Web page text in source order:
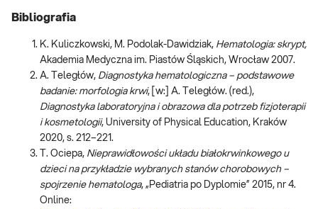
Bibliografia
K. Kuliczkowski, M. Podolak-Dawidziak, Hematologia: skrypt,
Akademia Medyczna im. Piastów Śląskich, Wrocław 2007.
A. Teległów, Diagnostyka hematologiczna – podstawowe
badanie: morfologia krwi, [w:] A. Teległów. (red.),
Diagnostyka laboratoryjna i obrazowa dla potrzeb fizjoterapii
i kosmetologii, University of Physical Education, Kraków
2020, s. 212–221.
T. Ociepa, Nieprawidłowości układu białokrwinkowego u
dzieci na przykładzie wybranych stanów chorobowych –
spojrzenie hematologa, „Pediatria po Dyplomie” 2015, nr 4.
Online: